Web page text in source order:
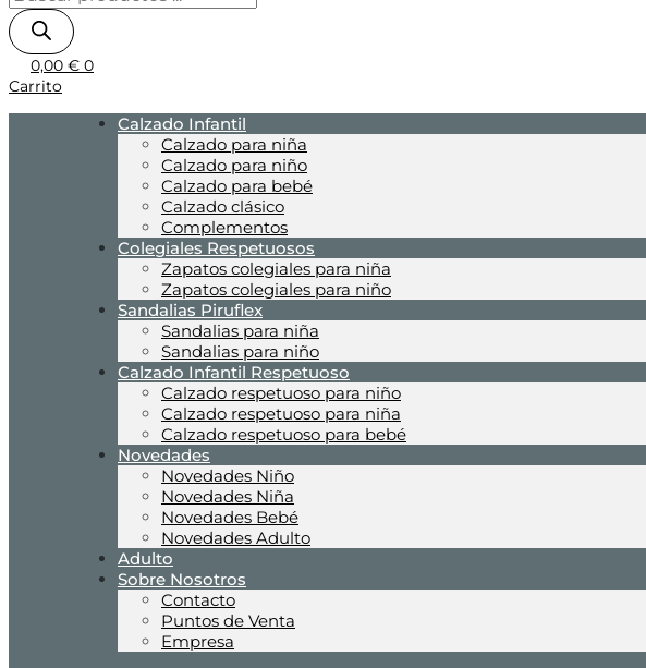
0,00 € 0
Carrito
Calzado Infantil
Calzado para niña
Calzado para niño
Calzado para bebé
Calzado clásico
Complementos
Colegiales Respetuosos
Zapatos colegiales para niña
Zapatos colegiales para niño
Sandalias Piruflex
Sandalias para niña
Sandalias para niño
Calzado Infantil Respetuoso
Calzado respetuoso para niño
Calzado respetuoso para niña
Calzado respetuoso para bebé
Novedades
Novedades Niño
Novedades Niña
Novedades Bebé
Novedades Adulto
Adulto
Sobre Nosotros
Contacto
Puntos de Venta
Empresa